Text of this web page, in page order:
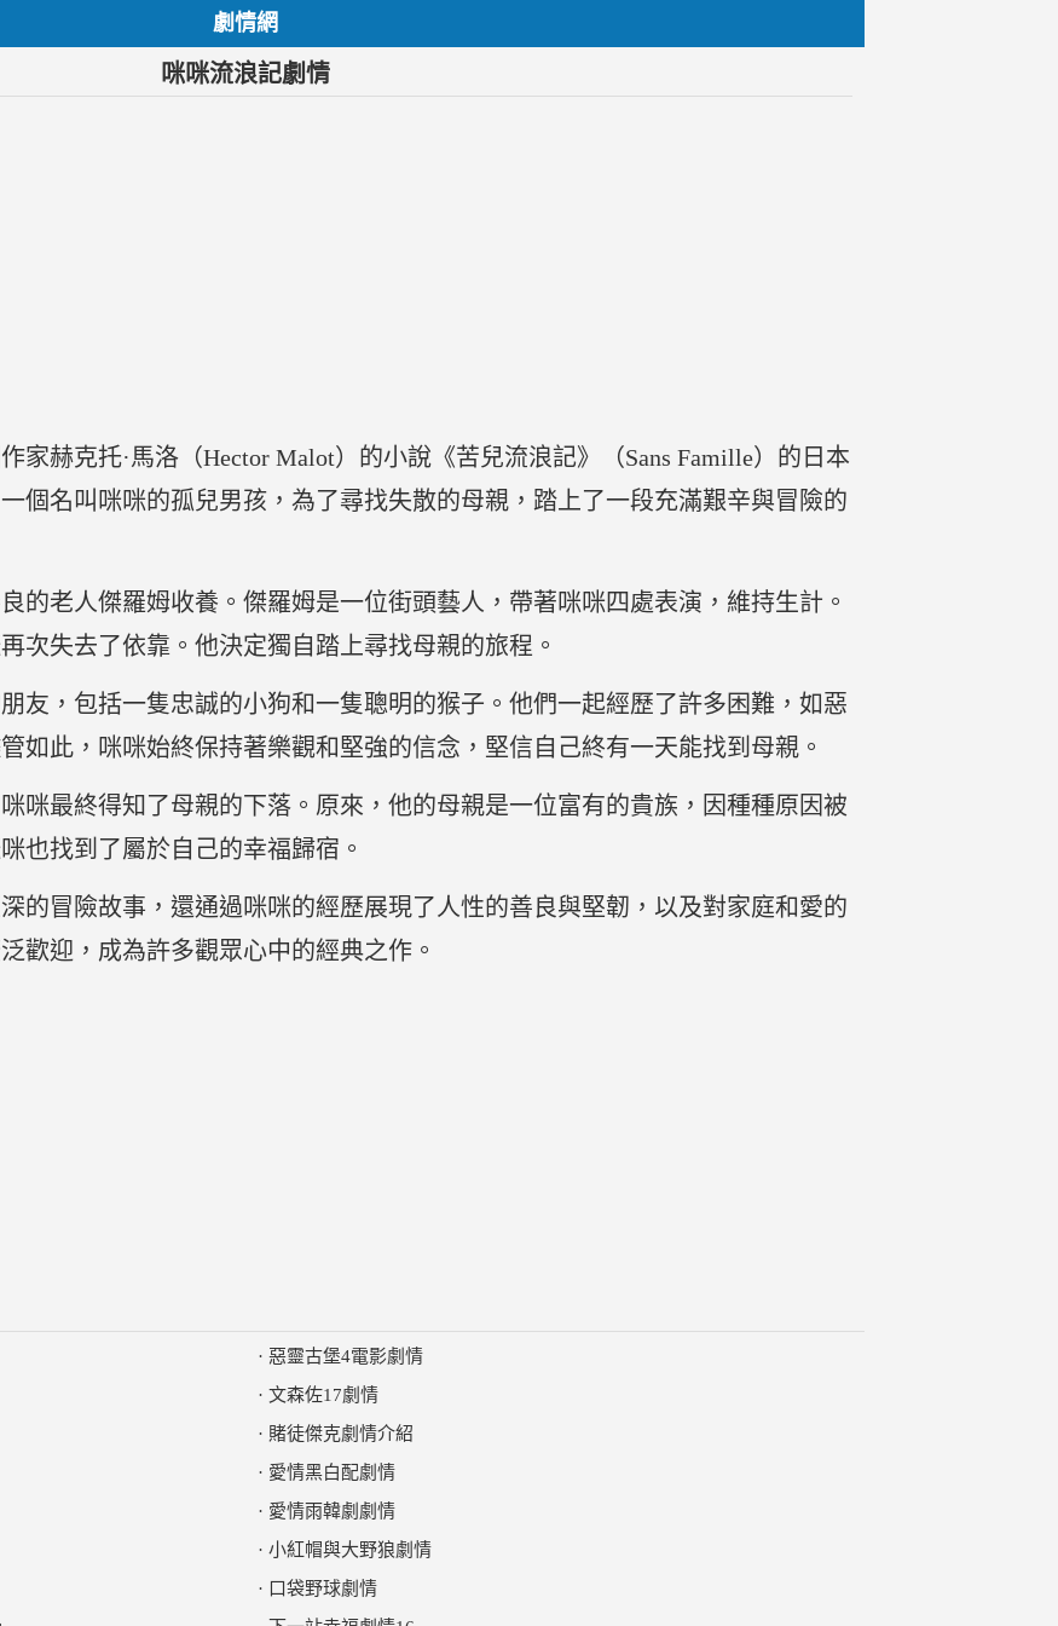
劇情網
咪咪流浪記劇情
家赫克托·馬洛（Hector Malot）的小說《苦兒流浪記》（Sans Famille）的日本
個名叫咪咪的孤兒男孩，為了尋找失散的母親，踏上了一段充滿艱辛與冒險的
的老人傑羅姆收養。傑羅姆是一位街頭藝人，帶著咪咪四處表演，維持生計。
次失去了依靠。他決定獨自踏上尋找母親的旅程。
友，包括一隻忠誠的小狗和一隻聰明的猴子。他們一起經歷了許多困難，如惡
如此，咪咪始終保持著樂觀和堅強的信念，堅信自己終有一天能找到母親。
咪最終得知了母親的下落。原來，他的母親是一位富有的貴族，因種種原因被
也找到了屬於自己的幸福歸宿。
的冒險故事，還通過咪咪的經歷展現了人性的善良與堅韌，以及對家庭和愛的
歡迎，成為許多觀眾心中的經典之作。
· 惡靈古堡4電影劇情
· 文森佐17劇情
· 賭徒傑克劇情介紹
· 愛情黑白配劇情
· 愛情雨韓劇劇情
· 小紅帽與大野狼劇情
· 口袋野球劇情